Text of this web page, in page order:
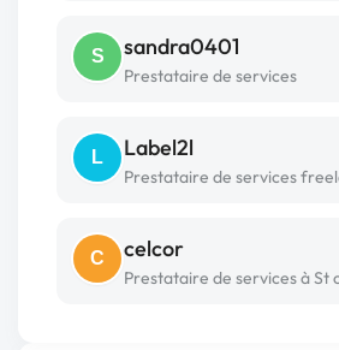
S sandra0401
Prestataire de services
L Label2l
Prestataire de services
C celcor
Prestataire de services à St